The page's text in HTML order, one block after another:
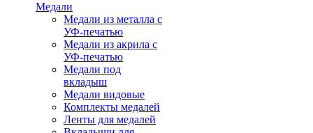
Медали
Медали из металла с
УФ-печатью
Медали из акрила с
УФ-печатью
Медали под
вкладыш
Медали видовые
Комплекты медалей
Ленты для медалей